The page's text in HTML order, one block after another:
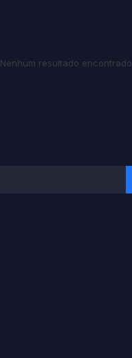
Nenhum resultado encontrado